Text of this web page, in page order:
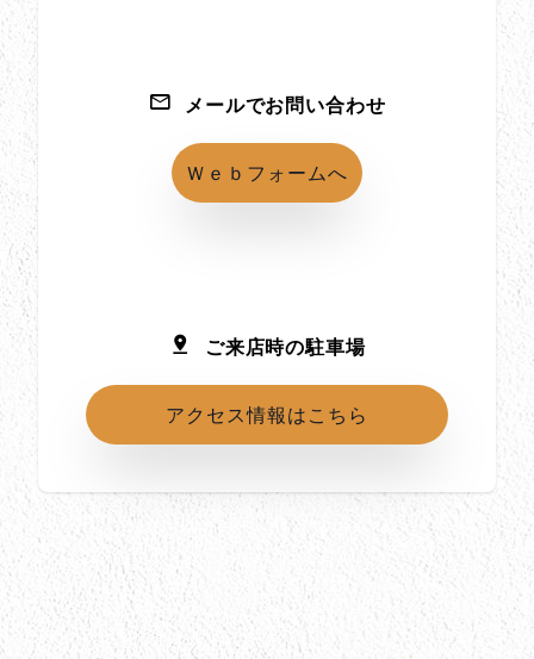
メールでお問い合わせ
Ｗｅｂフォームへ
ご来店時の駐車場
アクセス情報はこちら
所在地